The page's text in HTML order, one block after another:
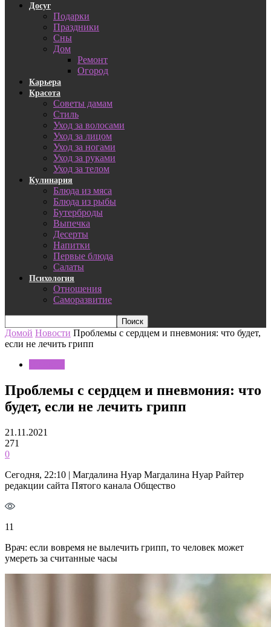
Досуг
Подарки
Праздники
Сны
Дом
Ремонт
Огород
Карьера
Красота
Советы дамам
Стиль
Уход за волосами
Уход за лицом
Уход за ногами
Уход за руками
Уход за телом
Кулинария
Блюда из мяса
Блюда из рыбы
Бутерброды
Выпечка
Десерты
Напитки
Первые блюда
Салаты
Психология
Отношения
Саморазвитие
Домой Новости Проблемы с сердцем и пневмония: что будет,
если не лечить грипп
Проблемы с сердцем и пневмония: что
будет, если не лечить грипп
21.11.2021
271
0
Сегодня, 22:10 | Магдалина Нуар Магдалина Нуар Райтер
редакции сайта Пятого канала Общество
11
Врач: если вовремя не вылечить грипп, то человек может
умереть за считанные часы